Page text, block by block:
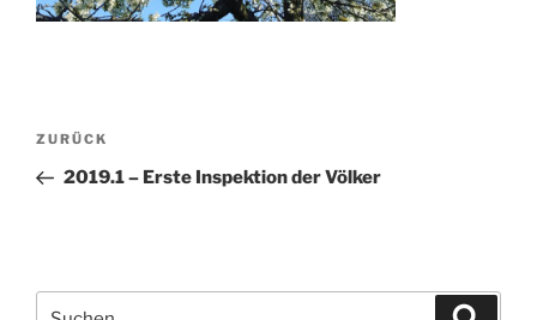
Beitragsnavigation
Vorheriger
Beitrag
ZURÜCK
2019.1 – Erste Inspektion der Völker